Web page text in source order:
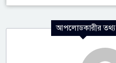
আপলোডকারীর তথ্য